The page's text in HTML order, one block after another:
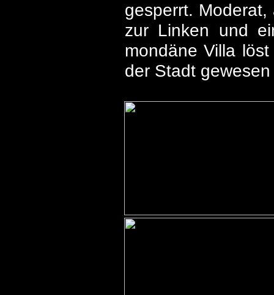
gesperrt.
zur Linken und
mondäne Villa
der Stadt